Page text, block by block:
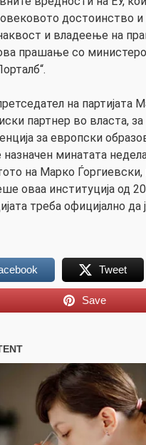
достоинство и
и владеење на
прашање со
на партијата
партнер во власта,
за европски
минатата
на Марко Ѓоргиевски,
оваа институција од
треба официјално да
Tweet
Save